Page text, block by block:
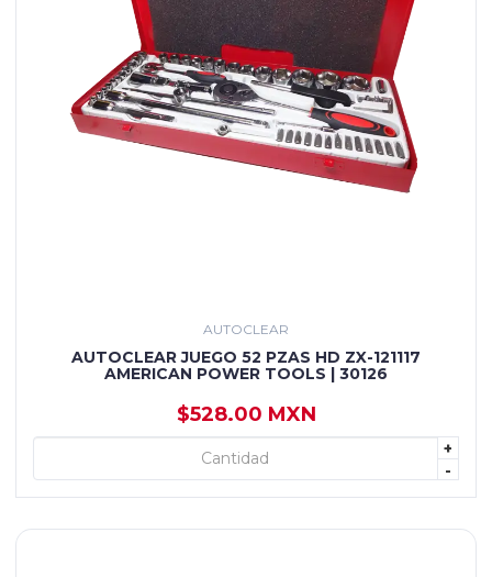
AUTOCLEAR
AUTOCLEAR JUEGO 52 PZAS HD ZX-121117
AMERICAN POWER TOOLS | 30126
$528.00 MXN
+
-
+ AGREGAR